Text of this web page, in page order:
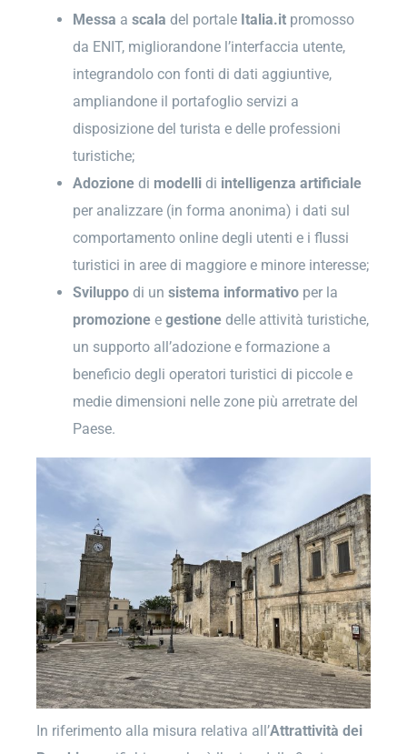
Messa a scala del portale Italia.itpromosso
da ENIT, migliorandone l’interfaccia utente,
integrandolo con fonti di dati aggiuntive,
ampliandone il portafoglio servizi a
disposizione del turista e delle professioni
turistiche;
Adozionedi modellidi intelligenza artificiale
per analizzare (in forma anonima) i dati sul
comportamento online degli utenti e i flussi
turistici in aree di maggiore e minore interesse;
Sviluppodi un sistema informativoper la
promozionee gestionedelle attività turistiche,
un supporto all’adozione e formazione a
beneficio degli operatori turistici di piccole e
medie dimensioni nelle zone più arretrate del
Paese.
In riferimento alla misura relativa all’Attrattività dei